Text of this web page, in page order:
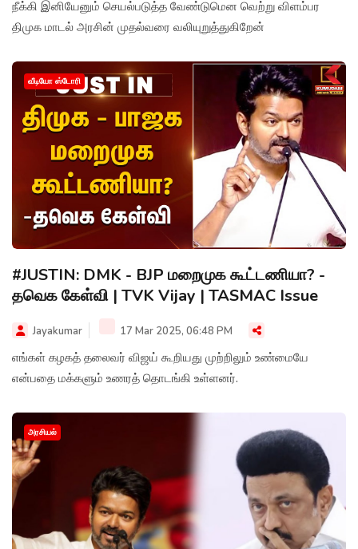
நீக்கி இனியேனும் செயல்படுத்த வேண்டுமென வெற்று விளம்பர
திமுக மாடல் அரசின் முதல்வரை வலியுறுத்துகிறேன்
வீடியோ ஸ்டோரி
#JUSTIN: DMK - BJP மறைமுக கூட்டணியா? -
தவெக கேள்வி | TVK Vijay | TASMAC Issue
Jayakumar 17 Mar 2025, 06:48 PM
எங்கள் கழகத் தலைவர் விஜய் கூறியது முற்றிலும் உண்மையே
என்பதை மக்களும் உணரத் தொடங்கி உள்ளனர்.
அரசியல்